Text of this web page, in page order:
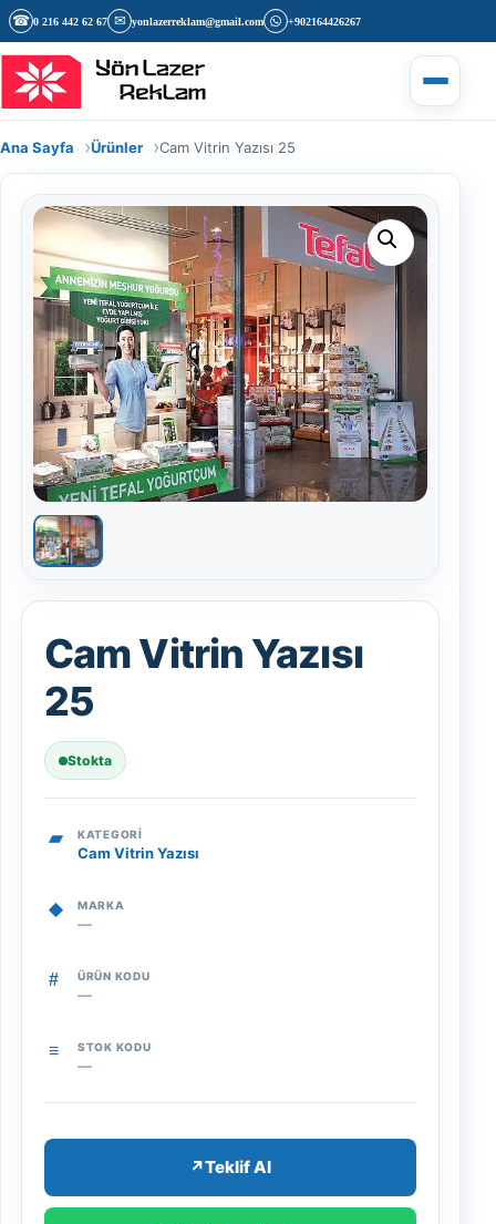
İçeriğe geç
☎ 0 216 442 62 67 ✉ yonlazerreklam@gmail.com +902164426267
Ana Sayfa Ürünler Cam Vitrin Yazısı 25
Cam Vitrin Yazısı
25
Stokta
KATEGORI
Cam Vitrin Yazısı
MARKA
—
ÜRÜN KODU
—
STOK KODU
—
↗Teklif Al